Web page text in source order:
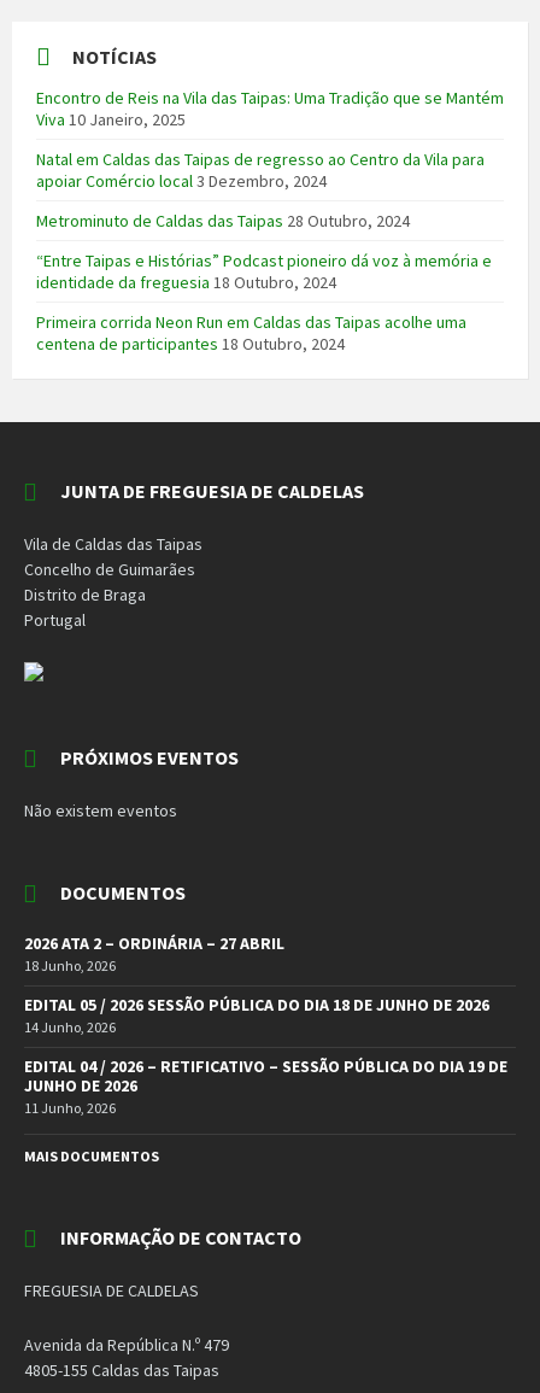
NOTÍCIAS
Encontro de Reis na Vila das Taipas: Uma Tradição que se Mantém
Viva 10 Janeiro, 2025
Natal em Caldas das Taipas de regresso ao Centro da Vila para
apoiar Comércio local3 Dezembro, 2024
Metrominuto de Caldas das Taipas 28 Outubro, 2024
“Entre Taipas e Histórias” Podcast pioneiro dá voz à memória e
identidade da freguesia 18 Outubro, 2024
Primeira corrida Neon Run em Caldas das Taipas acolhe uma
centena de participantes 18 Outubro, 2024
JUNTA DE FREGUESIA DE CALDELAS
Vila de Caldas das Taipas
Concelho de Guimarães
Distrito de Braga
Portugal
PRÓXIMOS EVENTOS
Não existem eventos
DOCUMENTOS
2026 ATA 2 – ORDINÁRIA – 27 ABRIL
18 Junho, 2026
EDITAL 05 / 2026 SESSÃO PÚBLICA DO DIA 18 DE JUNHO DE 2026
14 Junho, 2026
EDITAL 04 / 2026 – RETIFICATIVO – SESSÃO PÚBLICA DO DIA 19 DE
JUNHO DE 2026
11 Junho, 2026
MAIS DOCUMENTOS
INFORMAÇÃO DE CONTACTO
FREGUESIA DE CALDELAS
Avenida da República N.º 479
4805-155 Caldas das Taipas